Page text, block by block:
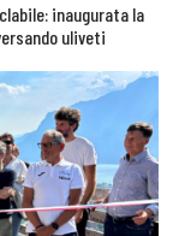
inaugurata la
uliveti